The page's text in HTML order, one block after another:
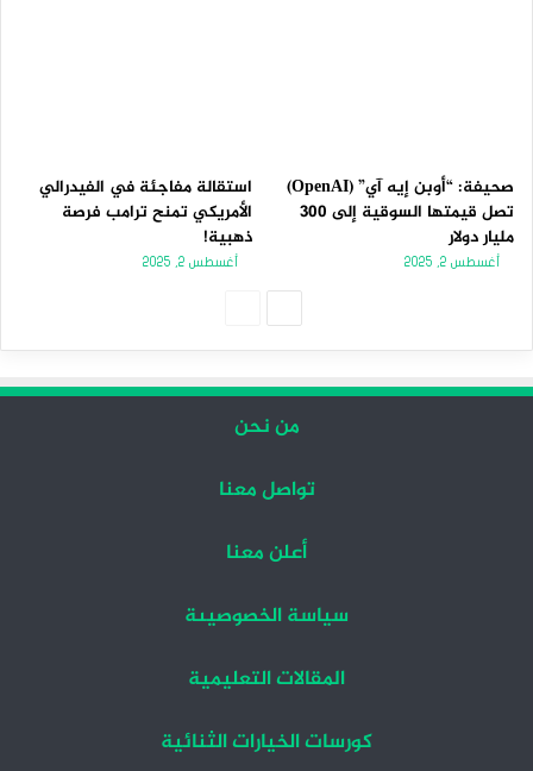
صحيفة: “أوبن إيه آي” (OpenAI)
تصل قيمتها السوقية إلى 300
مليار دولار
أغسطس 2, 2025
استقالة مفاجئة في الفيدرالي
الأمريكي تمنح ترامب فرصة
ذهبية!
أغسطس 2, 2025
من نحن
تواصل معنا
أعلن معنا
سياسة الخصوصيىة
المقالات التعليمية
كورسات الخيارات الثنائية